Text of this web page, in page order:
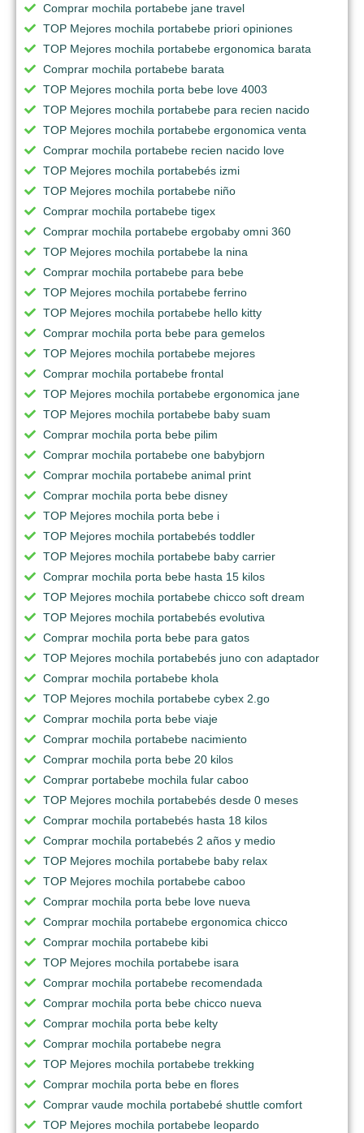
Comprar mochila portabebe jane travel
TOP Mejores mochila portabebe priori opiniones
TOP Mejores mochila portabebe ergonomica barata
Comprar mochila portabebe barata
TOP Mejores mochila porta bebe love 4003
TOP Mejores mochila portabebe para recien nacido
TOP Mejores mochila portabebe ergonomica venta
Comprar mochila portabebe recien nacido love
TOP Mejores mochila portabebés izmi
TOP Mejores mochila portabebe niño
Comprar mochila portabebe tigex
Comprar mochila portabebe ergobaby omni 360
TOP Mejores mochila portabebe la nina
Comprar mochila portabebe para bebe
TOP Mejores mochila portabebe ferrino
TOP Mejores mochila portabebe hello kitty
Comprar mochila porta bebe para gemelos
TOP Mejores mochila portabebe mejores
Comprar mochila portabebe frontal
TOP Mejores mochila portabebe ergonomica jane
TOP Mejores mochila portabebe baby suam
Comprar mochila porta bebe pilim
Comprar mochila portabebe one babybjorn
Comprar mochila portabebe animal print
Comprar mochila porta bebe disney
TOP Mejores mochila porta bebe i
TOP Mejores mochila portabebés toddler
TOP Mejores mochila portabebe baby carrier
Comprar mochila porta bebe hasta 15 kilos
TOP Mejores mochila portabebe chicco soft dream
TOP Mejores mochila portabebés evolutiva
Comprar mochila porta bebe para gatos
TOP Mejores mochila portabebés juno con adaptador
Comprar mochila portabebe khola
TOP Mejores mochila portabebe cybex 2.go
Comprar mochila porta bebe viaje
Comprar mochila portabebe nacimiento
Comprar mochila porta bebe 20 kilos
Comprar portabebe mochila fular caboo
TOP Mejores mochila portabebés desde 0 meses
Comprar mochila portabebés hasta 18 kilos
Comprar mochila portabebés 2 años y medio
TOP Mejores mochila portabebe baby relax
TOP Mejores mochila portabebe caboo
Comprar mochila porta bebe love nueva
Comprar mochila portabebe ergonomica chicco
Comprar mochila portabebe kibi
TOP Mejores mochila portabebe isara
Comprar mochila portabebe recomendada
Comprar mochila porta bebe chicco nueva
Comprar mochila porta bebe kelty
Comprar mochila portabebe negra
TOP Mejores mochila portabebe trekking
Comprar mochila porta bebe en flores
Comprar vaude mochila portabebé shuttle comfort
TOP Mejores mochila portabebe leopardo